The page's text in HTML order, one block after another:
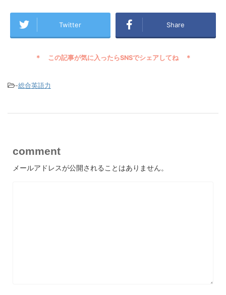
Twitter Share
-総合英語力
comment
メールアドレスが公開されることはありません。